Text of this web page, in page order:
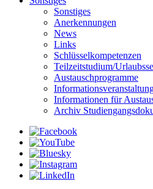
Sonstiges
Anerkennungen
News
Links
Schlüsselkompetenzen
Teilzeitstudium/
Austauschprogramme
Informationen für
Archiv